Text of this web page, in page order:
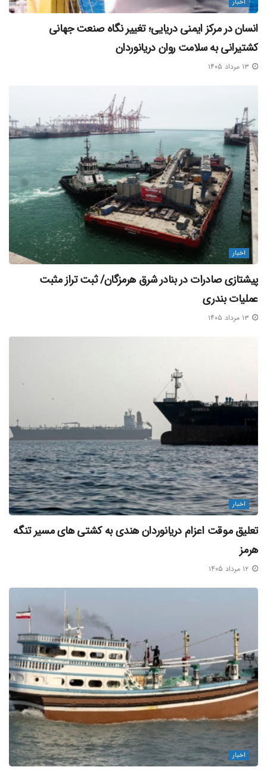
اخبار
انسان در مرکز ایمنی دریایی؛ تغییر نگاه صنعت جهانی
کشتیرانی به سلامت روان دریانوردان
اخبار
پیشتازی صادرات در بنادر شرق هرمزگان/ ثبت تراز مثبت
عملیات بندری
اخبار
تعلیق موقت اعزام دریانوردان هندی به کشتی‌ های مسیر تنگه
هرمز
اخبار